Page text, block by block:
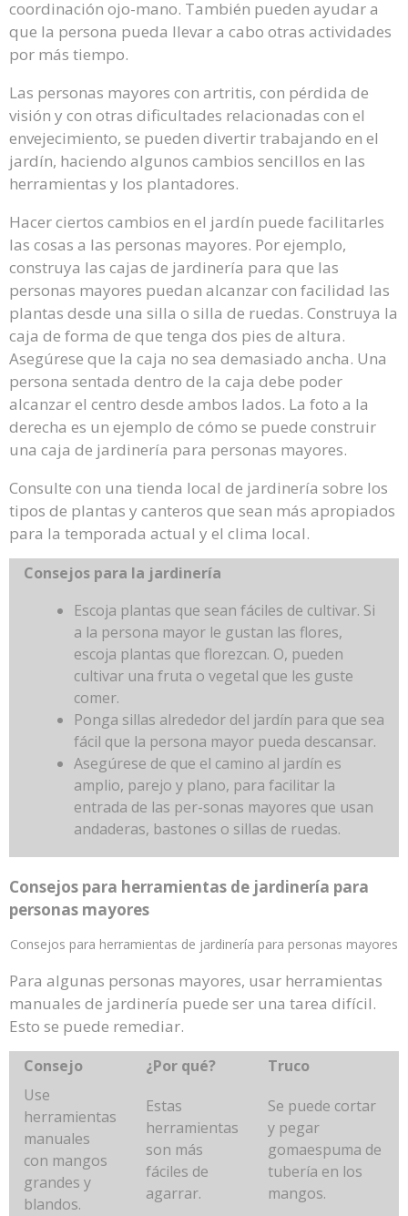
coordinación ojo-mano. También pueden ayudar a
que la persona pueda llevar a cabo otras actividades
por más tiempo.
Las personas mayores con artritis, con pérdida de
visión y con otras dificultades relacionadas con el
envejecimiento, se pueden divertir trabajando en el
jardín, haciendo algunos cambios sencillos en las
herramientas y los plantadores.
Hacer ciertos cambios en el jardín puede facilitarles
las cosas a las personas mayores. Por ejemplo,
construya las cajas de jardinería para que las
personas mayores puedan alcanzar con facilidad las
plantas desde una silla o silla de ruedas. Construya la
caja de forma de que tenga dos pies de altura.
Asegúrese que la caja no sea demasiado ancha. Una
persona sentada dentro de la caja debe poder
alcanzar el centro desde ambos lados. La foto a la
derecha es un ejemplo de cómo se puede construir
una caja de jardinería para personas mayores.
Consulte con una tienda local de jardinería sobre los
tipos de plantas y canteros que sean más apropiados
para la temporada actual y el clima local.
Consejos para la jardinería
Escoja plantas que sean fáciles de cultivar. Si
a la persona mayor le gustan las flores,
escoja plantas que florezcan. O, pueden
cultivar una fruta o vegetal que les guste
comer.
Ponga sillas alrededor del jardín para que sea
fácil que la persona mayor pueda descansar.
Asegúrese de que el camino al jardín es
amplio, parejo y plano, para facilitar la
entrada de las per-sonas mayores que usan
andaderas, bastones o sillas de ruedas.
Consejos para herramientas de jardinería para
personas mayores
Consejos para herramientas de jardinería para personas mayores
Para algunas personas mayores, usar herramientas
manuales de jardinería puede ser una tarea difícil.
Esto se puede remediar.
Consejo ¿Por qué?
Truco
Use
herramientas
manuales
con mangos
grandes y
blandos.
Estas
herramientas
son más
fáciles de
agarrar.
Se puede cortar
y pegar
gomaespuma de
tubería en los
mangos.